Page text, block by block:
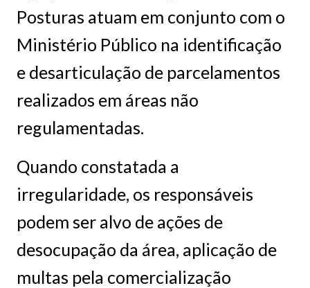
Posturas atuam em conjunto com o
Ministério Público na identificação
e desarticulação de parcelamentos
realizados em áreas não
regulamentadas.
Quando constatada a
irregularidade, os responsáveis
podem ser alvo de ações de
desocupação da área, aplicação de
multas pela comercialização